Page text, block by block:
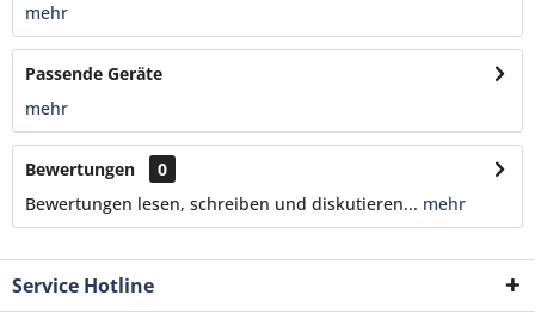
mehr
Passende Geräte
mehr
Bewertungen
0
Bewertungen lesen, schreiben und diskutieren... mehr
Service Hotline